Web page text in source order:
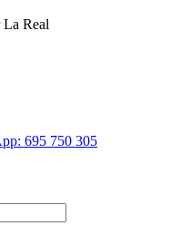
La Real
695 750 305